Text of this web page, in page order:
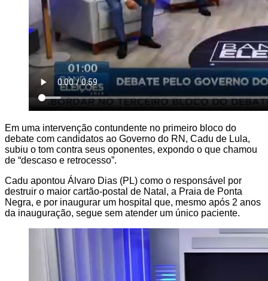
Em uma intervenção contundente no primeiro bloco do
debate com candidatos ao Governo do RN, Cadu de Lula,
subiu o tom contra seus oponentes, expondo o que chamou
de “descaso e retrocesso”.
Cadu apontou Álvaro Dias (PL) como o responsável por
destruir o maior cartão-postal de Natal, a Praia de Ponta
Negra, e por inaugurar um hospital que, mesmo após 2 anos
da inauguração, segue sem atender um único paciente.